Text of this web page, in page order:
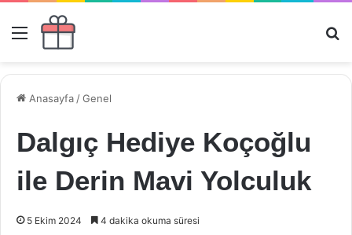
Menü
Anasayfa /Genel
Dalgıç Hediye Koçoğlu
ile Derin Mavi Yolculuk
5 Ekim 2024 4 dakika okuma süresi